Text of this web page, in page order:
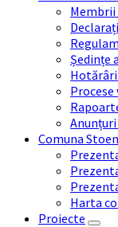
Ședințe
Comuna
Harta
Proiecte